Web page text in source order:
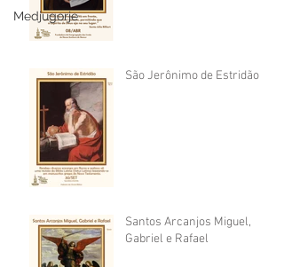
Medjugorje
São Jerônimo de Estridão
Santos Arcanjos Miguel,
Gabriel e Rafael